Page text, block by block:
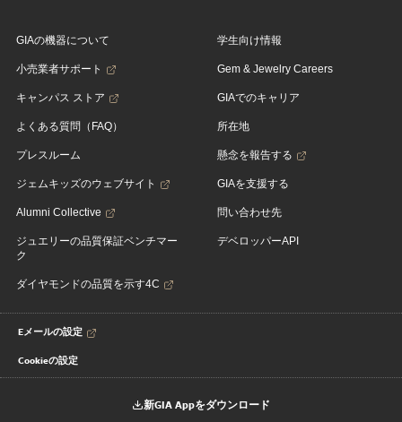
GIAの機器について
小売業者サポート
キャンパス ストア
よくある質問（FAQ）
プレスルーム
ジェムキッズのウェブサイト
Alumni Collective
ジュエリーの品質保証ベンチマー
ク
ダイヤモンドの品質を示す4C
学生向け情報
Gem & Jewelry Careers
GIAでのキャリア
所在地
懸念を報告する
GIAを支援する
問い合わせ先
デベロッパーAPI
Eメールの設定
Cookieの設定
新GIA Appをダウンロード